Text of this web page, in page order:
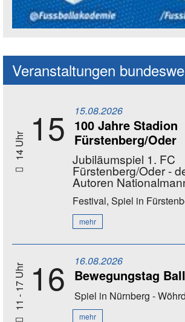
Veranstaltungen
14 Uhr 15 15.08.2026
100 Jahre Stadion
Fürstenberg/Oder
Jubiläumspiel 1. FC
Fürstenberg/Oder -
Autoren
Festival, Spiel in
mehr
11 - 17 Uhr 16 16.08.2026
Bewegungstag Ball
Spiel in Nürnberg -
mehr